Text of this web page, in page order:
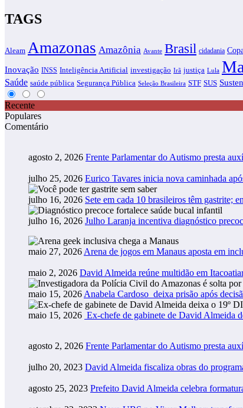
TAGS
Aleam Amazonas Amazônia Avante Brasil cidadania
Inovação INSS Inteligência Artificial investigação Irã justiça Lula
Saúde saúde pública Segurança Pública Seleção Brasileira STF SUS
Recente
Populares
Comentário
agosto 2, 2026 Frente Parlamentar do Autismo presta
julho 25, 2026 Eurico Tavares inicia nova caminhada
julho 16, 2026 Sete em cada 10 brasileiros têm gastrite;
julho 16, 2026 Julho Laranja incentiva diagnóstico
maio 27, 2026 Arena de jogos em Manaus aposta em
maio 2, 2026 David Almeida reúne multidão em
maio 15, 2026 Anabela Cardoso deixa prisão após
maio 15, 2026 Ex-chefe de gabinete de David Almeida
agosto 2, 2026 Frente Parlamentar do Autismo presta
julho 20, 2023 David Almeida fiscaliza obras do
agosto 25, 2023 Prefeito David Almeida celebra